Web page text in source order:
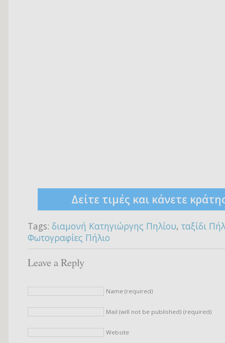
Δείτε τιμές και κάνετε
Tags: διαμονή Κατηγιώργης Πηλίου, ταξίδι
Φωτογραφίες Πήλιο
Leave a Reply
Name (required)
Mail (will not be published) (required)
Website